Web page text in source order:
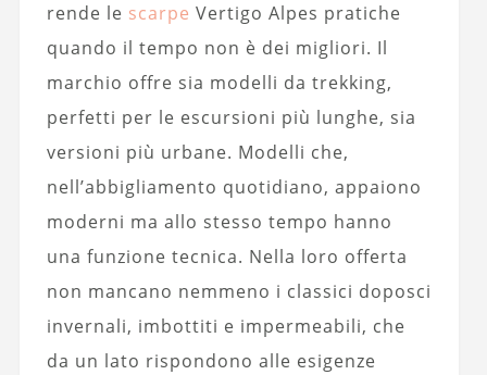
rende le scarpe Vertigo Alpes pratiche
quando il tempo non è dei migliori. Il
marchio offre sia modelli da trekking,
perfetti per le escursioni più lunghe, sia
versioni più urbane. Modelli che,
nell’abbigliamento quotidiano, appaiono
moderni ma allo stesso tempo hanno
una funzione tecnica. Nella loro offerta
non mancano nemmeno i classici doposci
invernali, imbottiti e impermeabili, che
da un lato rispondono alle esigenze